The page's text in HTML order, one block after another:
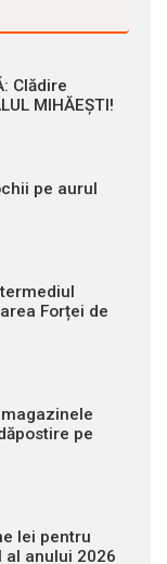
Clădire
MIHĂEȘTI!
pe aurul
Forței de
pe
lei pentru
anului 2026